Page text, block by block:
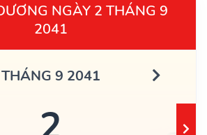
NGÀY 2 THÁNG 9
2041
THÁNG 9 2041